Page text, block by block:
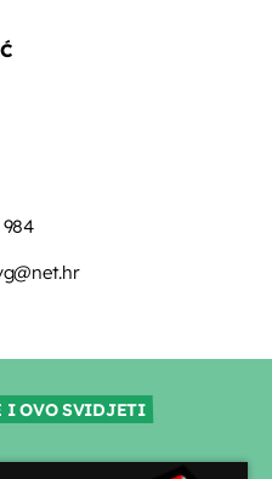
984
I OVO SVIDJETI